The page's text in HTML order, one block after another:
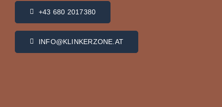
+43 680 2017380
INFO@KLINKERZONE.AT